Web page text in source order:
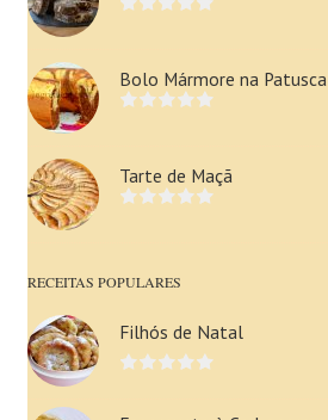
Bolo Mármore na Patusca
Tarte de Maçã
RECEITAS POPULARES
Filhós de Natal